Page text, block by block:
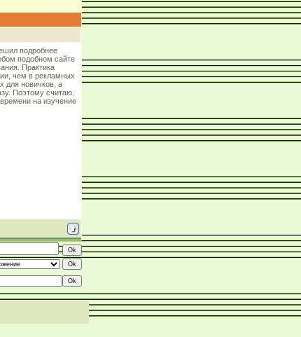
подробнее
подобном сайте
Практика
чем в рекламных
для новичков, а
Поэтому считаю,
на изучение